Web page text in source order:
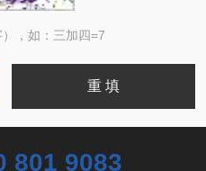
，如：三加四=7
801 9083